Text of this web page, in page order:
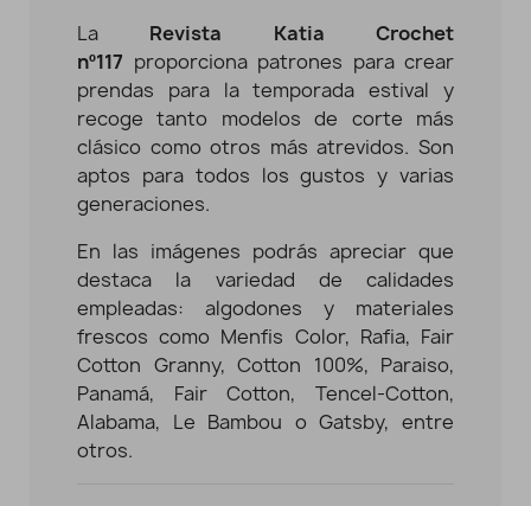
La Revista Katia Crochet
nº117 proporciona patrones para crear
prendas para la temporada estival y
recoge tanto modelos de corte más
clásico como otros más atrevidos. Son
aptos para todos los gustos y varias
generaciones.
En las imágenes podrás apreciar que
destaca la variedad de calidades
empleadas: algodones y materiales
frescos como Menfis Color, Rafia, Fair
Cotton Granny, Cotton 100%, Paraiso,
Panamá, Fair Cotton, Tencel-Cotton,
Alabama, Le Bambou o Gatsby, entre
otros.